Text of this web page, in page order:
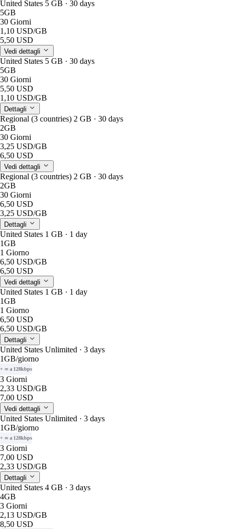
United States 5 GB · 30 days
5GB
30 Giorni
1,10 USD/GB
5,50 USD
Vedi dettagli
United States 5 GB · 30 days
5GB
30 Giorni
5,50 USD
1,10 USD/GB
Dettagli
Regional (3 countries) 2 GB · 30 days
2GB
30 Giorni
3,25 USD/GB
6,50 USD
Vedi dettagli
Regional (3 countries) 2 GB · 30 days
2GB
30 Giorni
6,50 USD
3,25 USD/GB
Dettagli
United States 1 GB · 1 day
1GB
1 Giorno
6,50 USD/GB
6,50 USD
Vedi dettagli
United States 1 GB · 1 day
1GB
1 Giorno
6,50 USD
6,50 USD/GB
Dettagli
United States Unlimited · 3 days
1GB/giorno
+ ∞ a 128kbps
3 Giorni
2,33 USD/GB
7,00 USD
Vedi dettagli
United States Unlimited · 3 days
1GB/giorno
+ ∞ a 128kbps
3 Giorni
7,00 USD
2,33 USD/GB
Dettagli
United States 4 GB · 3 days
4GB
3 Giorni
2,13 USD/GB
8,50 USD